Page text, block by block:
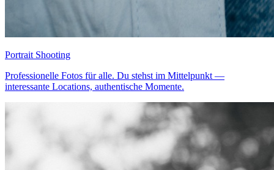
Portrait Shooting
Professionelle Fotos für alle. Du stehst im Mittelpunkt —
interessante Locations, authentische Momente.